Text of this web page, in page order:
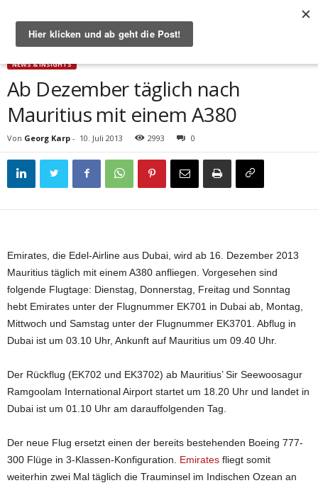
Start News & Insights Ab Dezember täglich nach Mauritius mit einem A380
NEWS & INSIGHTS
Ab Dezember täglich nach
Mauritius mit einem A380
Von Georg Karp - 10. Juli 2013 2993 0
Emirates, die Edel-Airline aus Dubai, wird ab 16. Dezember 2013
Mauritius täglich mit einem A380 anfliegen. Vorgesehen sind
folgende Flugtage: Dienstag, Donnerstag, Freitag und Sonntag
hebt Emirates unter der Flugnummer EK701 in Dubai ab, Montag,
Mittwoch und Samstag unter der Flugnummer EK3701. Abflug in
Dubai ist um 03.10 Uhr, Ankunft auf Mauritius um 09.40 Uhr.
Der Rückflug (EK702 und EK3702) ab Mauritius’ Sir Seewoosagur
Ramgoolam International Airport startet um 18.20 Uhr und landet in
Dubai ist um 01.10 Uhr am darauffolgenden Tag.
Der neue Flug ersetzt einen der bereits bestehenden Boeing 777-
300 Flüge in 3-Klassen-Konfiguration. Emirates fliegt somit
weiterhin zwei Mal täglich die Trauminsel im Indischen Ozean an